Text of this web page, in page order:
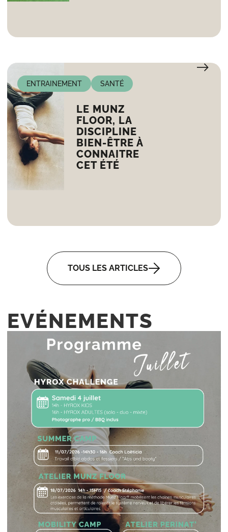
ENTRAINEMENT SANTÉ
LE MUNZ
FLOOR, LA
DISCIPLINE
BIEN-ÊTRE À
CONNAITRE
CET ÉTÉ
TOUS LES ARTICLES
EVÉNEMENTS